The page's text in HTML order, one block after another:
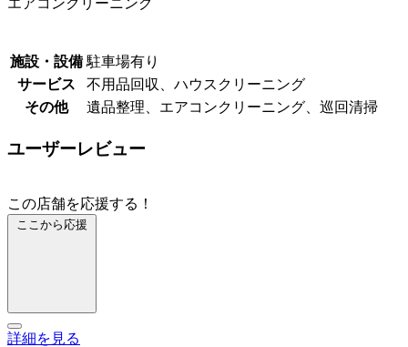
エアコンクリーニング
施設・設備 駐車場有り
サービス
不用品回収、ハウスクリーニング
その他
遺品整理、エアコンクリーニング、巡回清掃
ユーザーレビュー
この店舗を応援する！
ここから応援
詳細を見る